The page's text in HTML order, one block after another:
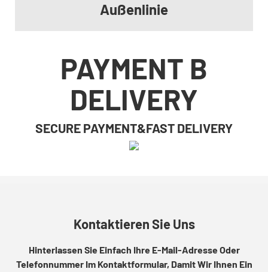
Außenlinie
PAYMENT B
DELIVERY
SECURE PAYMENT&FAST DELIVERY
Kontaktieren Sie Uns
Hinterlassen Sie Einfach Ihre E-Mail-Adresse Oder
Telefonnummer Im Kontaktformular, Damit Wir Ihnen Ein